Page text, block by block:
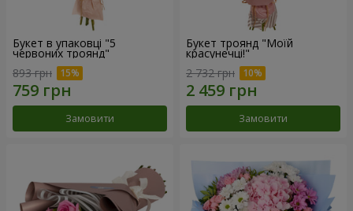
Букет в упаковці "5
червоних троянд"
893 грн
Замовити
Букет троянд "Моїй
красунечці!"
2 732 грн
Замовити